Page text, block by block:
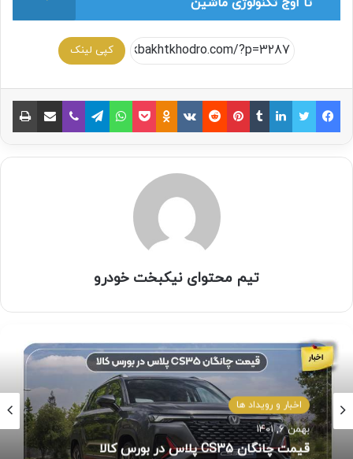
کپی لینک
تیم محتوای نیکبخت خودرو
اخبار و رویداد ها
بهمن ۶, ۱۴۰۱
قیمت چانگان CS35 پلاس در بورس کالا